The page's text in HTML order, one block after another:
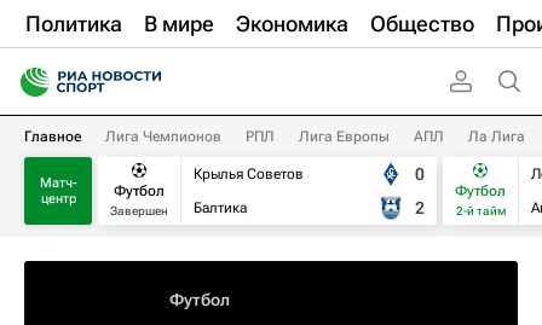
Политика В мире Экономика Общество
Главное Лига Чемпионов РПЛ Лига Европы АПЛ Ла Лига
Матч-
центр
Футбол
Завершен
Крылья Советов
Балтика
0
2
Футбол
2-й тайм
Футбол